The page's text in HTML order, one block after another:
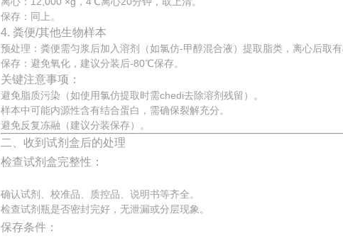
保存：同上。
4. 粪便/其他生物样本
预处理：粪便需匀浆后加入溶剂（如氯仿-甲醇混合液）提取脂类，离心后取有
保存：避免氧化，建议分装后-80℃保存。
关键注意事项：
避免脂质污染（如使用氯仿提取时需chedi去除溶剂残留）。
样本中可能内源性含有结合蛋白，需确保裂解充分。
避免反复冻融（建议分装保存）。
二、收到试剂盒后的处理
检查试剂盒完整性：
确认试剂、校准品、质控品、说明书等齐全。
检查试剂瓶是否密封完好，无泄漏或分层现象。
保存条件：